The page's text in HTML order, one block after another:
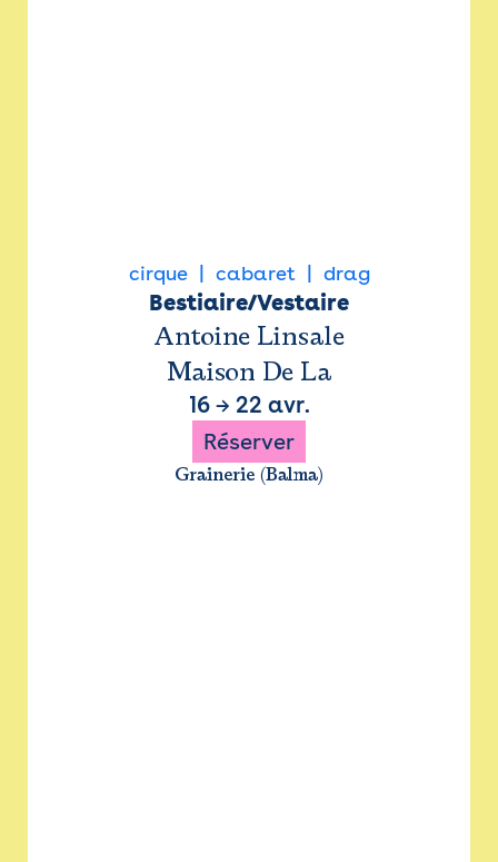
cirque cabaret drag
Bestiaire/Vestaire
Antoine Linsale
Maison De La
16→ 22 avr.
Réserver
Grainerie (Balma)